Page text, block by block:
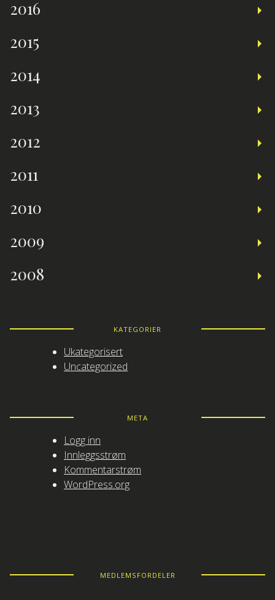
2016
2015
2014
2013
2012
2011
2010
2009
2008
KATEGORIER
Ukategorisert
Uncategorized
META
Logg inn
Innleggsstrøm
Kommentarstrøm
WordPress.org
MEDLEMSFORDELER